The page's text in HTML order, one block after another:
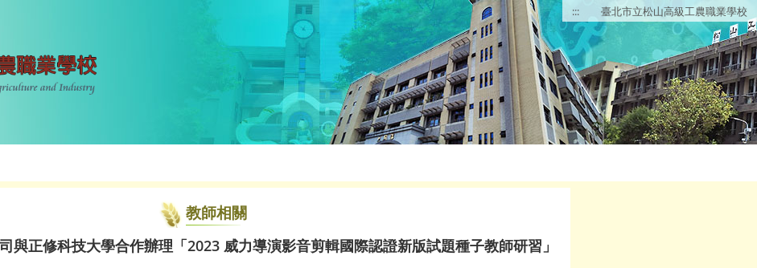
::: 臺北市立松山高級工農職業學校
教師相關
與正修科技大學合作辦理「2023 威力導演影音剪輯國際認證新版試題種子教師研習」